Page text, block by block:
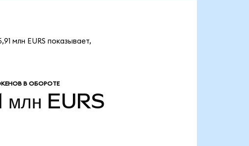
млн EURS показывает,
В ОБОРОТЕ
млн EURS